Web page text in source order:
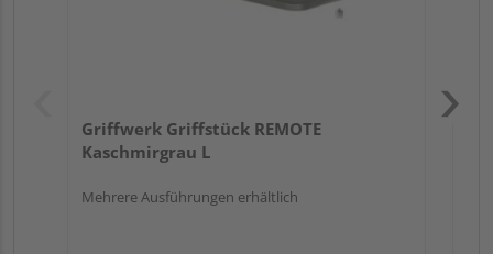
Griffwerk Griffstück REMOTE
Kaschmirgrau L
Mehrere Ausführungen erhältlich